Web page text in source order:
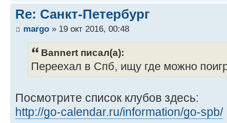
Re: Санкт-Петербург
margo » 19 окт 2016, 00:48
Bannert писал(а):
Переехал в Спб, ищу где можно
Посмотрите список клубов здесь:
http://go-calendar.ru/information/go-spb/